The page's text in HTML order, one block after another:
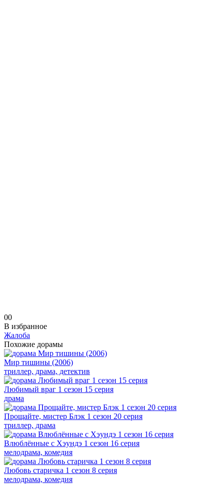
00
В избранное
Жалоба
Похожие дорамы
Мир тишины (2006)
триллер, драма, детектив
Любимый враг 1 сезон 15 серия
драма
Прощайте, мистер Блэк 1 сезон 20 серия
триллер, драма
Влюблённые с Хэундэ 1 сезон 16 серия
мелодрама, комедия
Любовь старичка 1 сезон 8 серия
мелодрама, комедия